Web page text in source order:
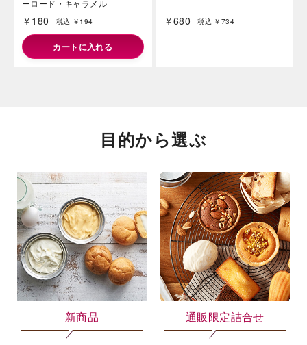
ーロード・キャラメル
￥180 税込 ￥194
カートに入れる
￥680 税込 ￥734
目的から選ぶ
新商品 通販限定詰合せ